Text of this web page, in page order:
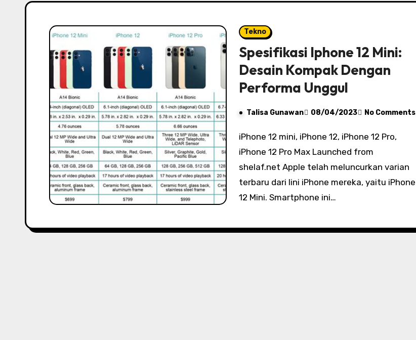
Tekno
Spesifikasi Iphone 12 Mini:
Desain Kompak Dengan
Performa Unggul
Talisa Gunawan 08/04/2023 No Comments
iPhone 12 mini, iPhone 12, iPhone 12 Pro,
iPhone 12 Pro Max Launched from
shelaf.net Apple telah meluncurkan varian
terbaru dari lini iPhone mereka, yaitu iPhone
12 Mini. Smartphone ini…